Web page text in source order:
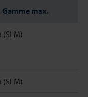
max.
(SLM)
(SLM)